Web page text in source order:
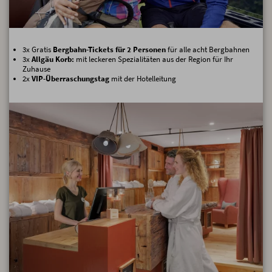
3x Gratis Bergbahn-Tickets für 2 Personenfür alle acht Bergbahnen
3xAllgäu Korb: mit leckeren Spezialitäten aus der Region für Ihr
Zuhause
2xVIP-Überraschungstag mit der Hotelleitung